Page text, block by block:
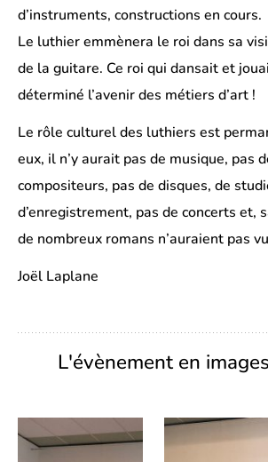
d’instruments, constructions en cours.
Le luthier emmènera le roi dans sa
de la guitare. Ce roi qui dansait et
déterminé l’avenir des métiers d’art !
Le rôle culturel des luthiers est
eux, il n’y aurait pas de musique, pas
compositeurs, pas de disques, de
d’enregistrement, pas de concerts et,
de nombreux romans n’auraient pas
Joël Laplane
L'évènement en